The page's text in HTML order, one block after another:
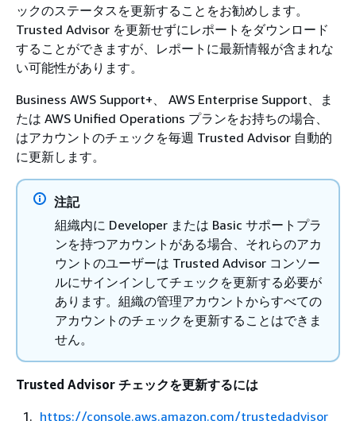
ックのステータスを更新することをお勧めします。
Trusted Advisor を更新せずにレポートをダウンロード
することができますが、レポートに最新情報が含まれな
い可能性があります。
Business AWS Support+、 AWS Enterprise Support、ま
たは AWS Unified Operations プランをお持ちの場合、
はアカウントのチェックを毎週 Trusted Advisor 自動的
に更新します。
注記
組織内に Developer または Basic サポートプラ
ンを持つアカウントがある場合、それらのアカ
ウントのユーザーは Trusted Advisor コンソー
ルにサインインしてチェックを更新する必要が
あります。組織の管理アカウントからすべての
アカウントのチェックを更新することはできま
せん。
Trusted Advisor チェックを更新するには
https://console.aws.amazon.com/trustedadvisor